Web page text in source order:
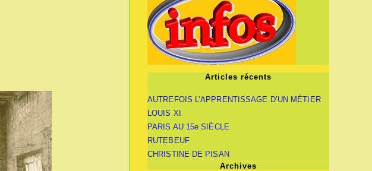
Articles récents
AUTREFOIS L’APPRENTISSAGE D’UN MÉTIER
LOUIS XI
PARIS AU 15e SIÈCLE
RUTEBEUF
CHRISTINE DE PISAN
Archives